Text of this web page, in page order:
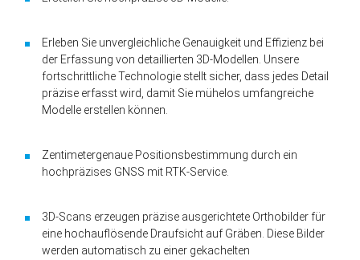
Erleben Sie unvergleichliche Genauigkeit und Effizienz bei
der Erfassung von detaillierten 3D-Modellen. Unsere
fortschrittliche Technologie stellt sicher, dass jedes Detail
präzise erfasst wird, damit Sie mühelos umfangreiche
Modelle erstellen können.
Zentimetergenaue Positionsbestimmung durch ein
hochpräzises GNSS mit RTK-Service.
3D-Scans erzeugen präzise ausgerichtete Orthobilder für
eine hochauflösende Draufsicht auf Gräben. Diese Bilder
werden automatisch zu einer gekachelten